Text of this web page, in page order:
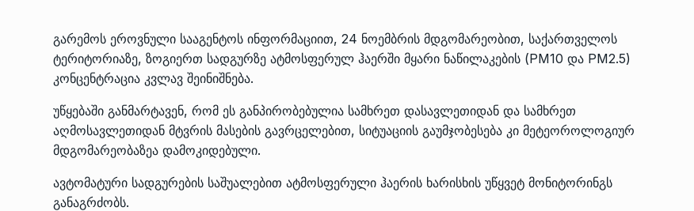
გარემოს ეროვნული სააგენტოს ინფორმაციით, 24 ნოემბრის მდგომარეობით, საქართველოს
ტერიტორიაზე, ზოგიერთ სადგურზე ატმოსფერულ ჰაერში მყარი ნაწილაკების (PM10 და PM2.5)
კონცენტრაცია კვლავ შეინიშნება.
უწყებაში განმარტავენ, რომ ეს განპირობებულია სამხრეთ დასავლეთიდან და სამხრეთ
აღმოსავლეთიდან მტვრის მასების გავრცელებით, სიტუაციის გაუმჯობესება კი მეტეოროლოგიურ
მდგომარეობაზეა დამოკიდებული.
ავტომატური სადგურების საშუალებით ატმოსფერული ჰაერის ხარისხის უწყვეტ მონიტორინგს
განაგრძობს.
9
სახელობის ოპერისა და
ბალეტის…
ᲙᲣᲚᲢᲣᲠᲐ
10
თბილისის ზაქარია ფალიაშვილის
სახელობის ოპერისა და
ᲙᲣᲚᲢᲣᲠᲐ 13/05/2022
14
ტექნოპარკში სტარტაპერებს…
ᲒᲐᲜᲐᲗᲚᲔᲑᲐ 15/05/2022
15
პრემიერ-მინისტრმა ირაკლი
ღარიბაშვილმა ახლად